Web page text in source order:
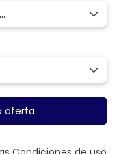
oferta